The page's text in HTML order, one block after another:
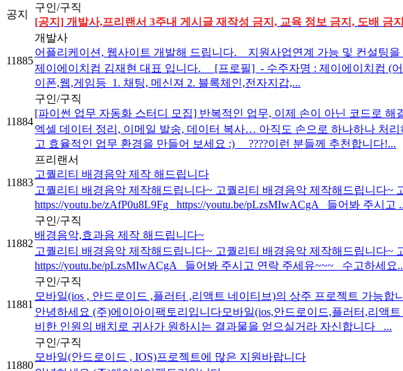
공지
구인/구직
[공지] 개발사,프리랜서 3주내 게시글 재작성 금지, 교육 정보 금지, 도배 금
11885
개발사
어플리케이션, 웹사이트 개발해 드립니다. _ 지원사업연계 가능 및 컨설팅을
제이에이치컴 김재현 대표 입니다. [프로필] ​ - 수주자명 : 제이에이치컴 (
이폰,웹,게임등 ​ 1. 채팅, 메신져 2. 블록체인,전자지갑,...
11884
구인/구직
[파이썬 업무 자동화 스터디 모집] 반복적인 업무, 이제 손이 아닌 코드로 해
엑셀 데이터 정리, 이메일 발송, 데이터 복사… 아직도 손으로 하나하나 처
고 효율적인 업무 환경을 만들어 보세요 :) ????이런 분들께 추천합니다!...
11883
프리랜서
고퀄리티 배경음악 제작 해드립니다
고퀄리티 배경음악 제작해드립니다~ 고퀄리티 배경음악 제작해드립니다
https://youtu.be/zAfP0u8L9Fg https://youtu.be/pLzsMIwACgA 들어봐 주시고
11882
구인/구직
배경음악,효과음 제작 해드립니다~
고퀄리티 배경음악 제작해드립니다~ 고퀄리티 배경음악 제작해드립니다~
https://youtu.be/pLzsMIwACgA 들어봐 주시고 연락 주세유~~~ 수고하세요
11881
구인/구직
모바일(ios , 안드로이드 ,플러터 ,리액트 네이티브)의 상주 프로젝트 가능합
안녕하세요 (주)에이아이팩토리입니다모바일(ios,안드로이드,플러터,리
비한 인원의 배치로 귀사가 원하시는 결과물을 얻으실거라 자신합니다 ...
11880
구인/구직
모바일(안드로이드 , IOS)프로젝트에 많은 지원바랍니다